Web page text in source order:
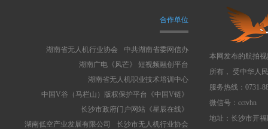
合作单位
中共湖南省委网信办
湖南省无人机行业协会
湖南广电《风芒》 短视频融创平台
湖南省无人机职业技术培训中心
中国V谷（马栏山）版权保护平台《中国V链》
长沙市政府门户网站《星辰在线》
长沙市无人机行业协会
湖南低空产业发展有限公司
本网发布的航拍
所有， 受中华人
服务热线：0731-
微信号：cctvhn
地址：长沙市开